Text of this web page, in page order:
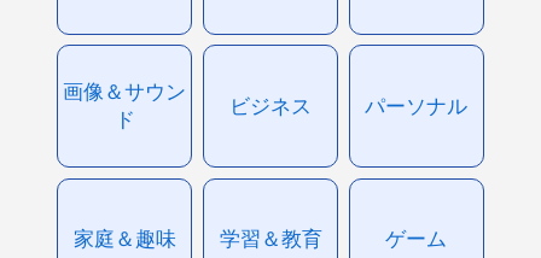
画像＆サウン
ド
ビジネス パーソナル
家庭＆趣味 学習＆教育 ゲーム